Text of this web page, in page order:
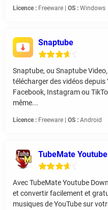
Licence : Freeware | OS : Windows
Snaptube
Snaptube, ou Snaptube
télécharger des vidéos depuis
Facebook, Instagram ou
même...
Licence : Freeware | OS : Android
TubeMate
Avec TubeMate Youtube
et convertir facilement et
musiques de YouTube sur